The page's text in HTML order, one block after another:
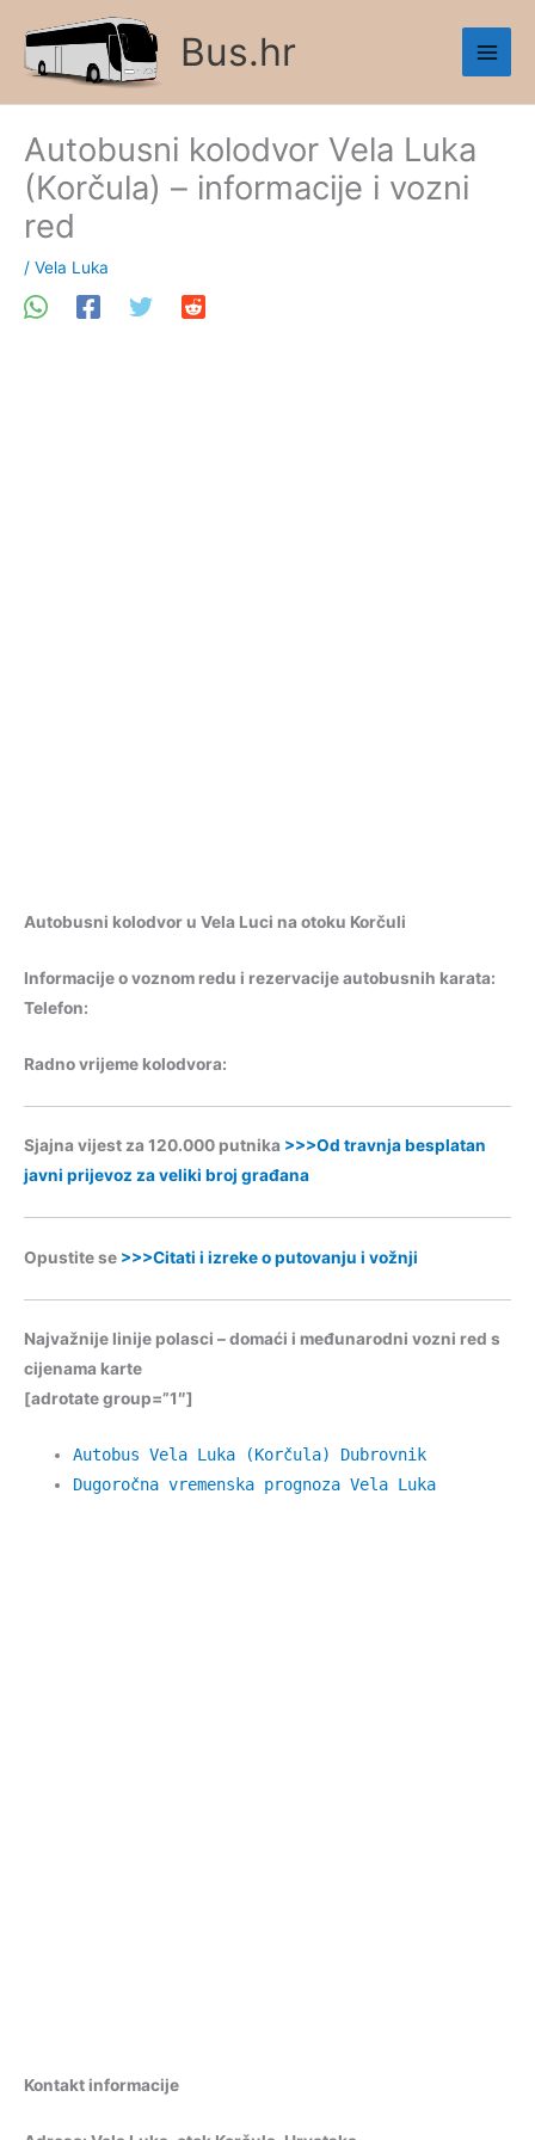
content
Bus.hr
Autobusni kolodvor Vela Luka
(Korčula) – informacije i vozni
red
/ Vela Luka
Autobusni kolodvor u Vela Luci na otoku Korčuli
Informacije o voznom redu i rezervacije autobusnih karata:
Telefon:
Radno vrijeme kolodvora:
Sjajna vijest za 120.000 putnika >>>Od travnja besplatan
javni prijevoz za veliki broj građana
Opustite se >>>Citati i izreke o putovanju i vožnji
Najvažnije linije polasci – domaći i međunarodni vozni red s
cijenama karte
[adrotate group=”1″]
Autobus Vela Luka (Korčula) Dubrovnik
Dugoročna vremenska prognoza Vela Luka
Kontakt informacije